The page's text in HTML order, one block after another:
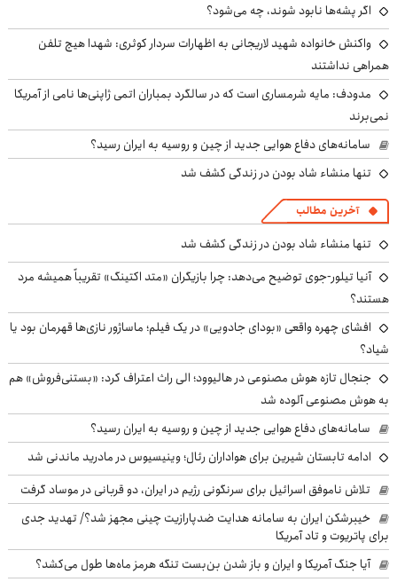
اگر پشه‌ها نابود شوند، چه می‌شود؟
واکنش خانواده شهید لاریجانی به اظهارات سردار کوثری: شهدا هیچ تلفن
همراهی نداشتند
مدودف: مایه شرمساری است که در سالگرد بمباران اتمی ژاپنی‌ها نامی از آمریکا
نمی‌برند
سامانه‌های دفاع هوایی جدید از چین و روسیه به ایران رسید؟
تنها منشاء شاد بودن در زندگی کشف شد
آخرین مطالب
تنها منشاء شاد بودن در زندگی کشف شد
آنیا تیلور-جوی توضیح می‌دهد: چرا بازیگران «متد اکتینگ» تقریباً همیشه مرد
هستند؟
افشای چهره واقعی «بودای جادویی» در یک فیلم؛ ماساژور نازی‌ها قهرمان بود یا
شیاد؟
جنجال تازه هوش مصنوعی در هالیوود؛ الی راث اعتراف کرد: «بستنی‌فروش» هم
به هوش مصنوعی آلوده شد
سامانه‌های دفاع هوایی جدید از چین و روسیه به ایران رسید؟
ادامه تابستان شیرین برای هواداران رئال؛ وینیسیوس در مادرید ماندنی شد
تلاش ناموفق اسرائیل برای سرنگونی رژیم در ایران، دو قربانی در موساد گرفت
خیبرشکن ایران به سامانه هدایت ضدپارازیت چینی مجهز شد؟/ تهدید جدی
برای پاتریوت و تاد آمریکا
آیا جنگ آمریکا و ایران و باز شدن بن‌بست تنگه هرمز ماه‌ها طول می‌کشد؟